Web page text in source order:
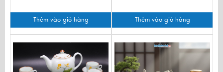
Thêm vào giỏ hàng Thêm vào giỏ hàng